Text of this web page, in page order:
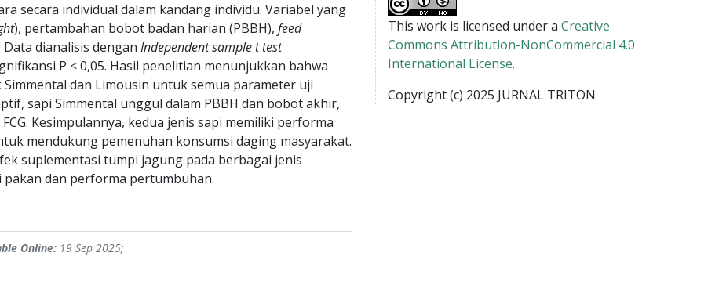
secara individual dalam kandang individu. Variabel yang
), pertambahan bobot badan harian (PBBH), feed
Data dianalisis dengan Independent sample t test
P < 0,05. Hasil penelitian menunjukkan bahwa
dan Limousin untuk semua parameter uji
sapi Simmental unggul dalam PBBH dan bobot akhir,
Kesimpulannya, kedua jenis sapi memiliki performa
mendukung pemenuhan konsumsi daging masyarakat.
suplementasi tumpi jagung pada berbagai jenis
dan performa pertumbuhan.
Online: 19 Sep 2025;
This work is licensed under a Creative
Commons Attribution-NonCommercial 4.0
International License.
Copyright (c) 2025 JURNAL TRITON